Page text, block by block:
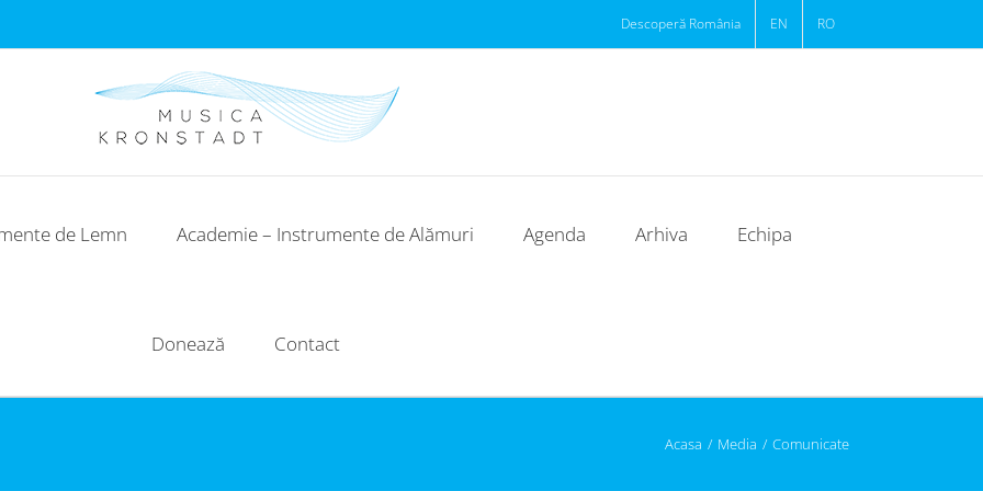
Descoperă România EN RO
de Lemn Academie – Instrumente de Alămuri Agenda Arhiva Echipa
Donează Contact
Acasa / Media / Comunicate